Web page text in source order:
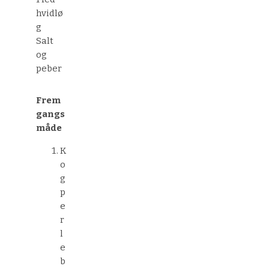
hvidlø
g
Salt
og
peber
Frem
gangs
måde
K
o
g
p
e
r
l
e
b